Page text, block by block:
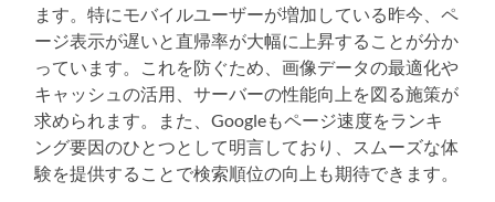
ます。特にモバイルユーザーが増加している昨今、ペ
ージ表示が遅いと直帰率が大幅に上昇することが分か
っています。これを防ぐため、画像データの最適化や
キャッシュの活用、サーバーの性能向上を図る施策が
求められます。また、Googleもページ速度をランキ
ング要因のひとつとして明言しており、スムーズな体
験を提供することで検索順位の向上も期待できます。